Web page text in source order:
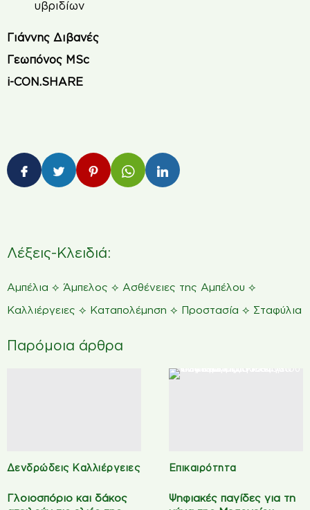
υβριδίων
Γιάννης Διβανές
Γεωπόνος MSc
i-CON.SHARE
Λέξεις-Κλειδιά:
Αμπέλια ⟡ Άμπελος ⟡ Ασθένειες της Αμπέλου ⟡
Καλλιέργειες ⟡ Καταπολέμηση ⟡ Προστασία ⟡ Σταφύλια
Παρόμοια άρθρα
Δενδρώδεις Καλλιέργειες
Γλοιοσπόριο και δάκος
Επικαιρότητα
Ψηφιακές παγίδες για τη